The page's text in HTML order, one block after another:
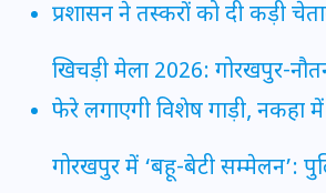
प्रशासन ने तस्करों को दी कड़ी
खिचड़ी मेला 2026: गोरखपुर-
फेरे लगाएगी विशेष गाड़ी, नकहा
गोरखपुर में ‘बहू-बेटी सम्मेलन’: